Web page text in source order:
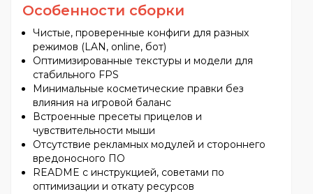
Особенности сборки
Чистые, проверенные конфиги для разных
режимов (LAN, online, бот)
Оптимизированные текстуры и модели для
стабильного FPS
Минимальные косметические правки без
влияния на игровой баланс
Встроенные пресеты прицелов и
чувствительности мыши
Отсутствие рекламных модулей и стороннего
вредоносного ПО
README с инструкцией, советами по
оптимизации и откату ресурсов